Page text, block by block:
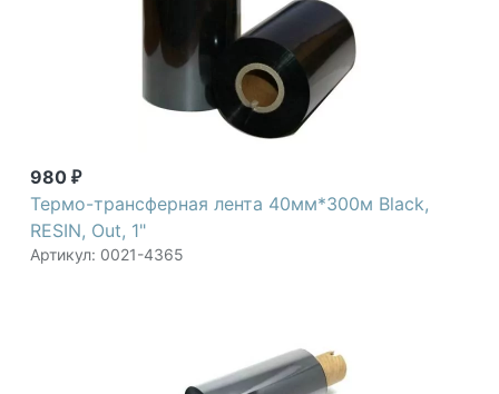
980 ₽
Термо-трансферная лента 40мм*300м Black,
RESIN, Out, 1"
Артикул: 0021-4365